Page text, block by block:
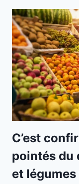
C’est
pointés du
et